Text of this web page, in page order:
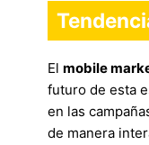
El mobile
futuro de esta
en las
de manera